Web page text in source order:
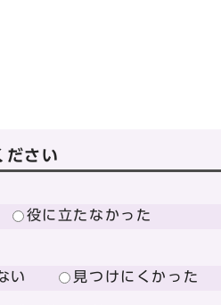
ださい
役に立たなかった
い 見つけにくかった